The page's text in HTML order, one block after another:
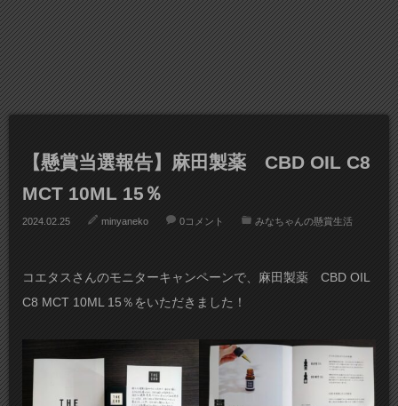
【懸賞当選報告】麻田製薬 CBD OIL C8
MCT 10ML 15％
2024.02.25 minyaneko 0コメント みなちゃんの懸賞生活
コエタスさんのモニターキャンペーンで、麻田製薬 CBD OIL
C8 MCT 10ML 15％をいただきました！